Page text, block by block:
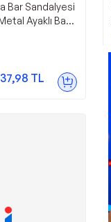
Bar Sandalyesi
Ayaklı Bar
TL